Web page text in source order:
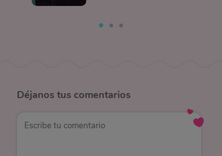
Déjanos tus comentarios